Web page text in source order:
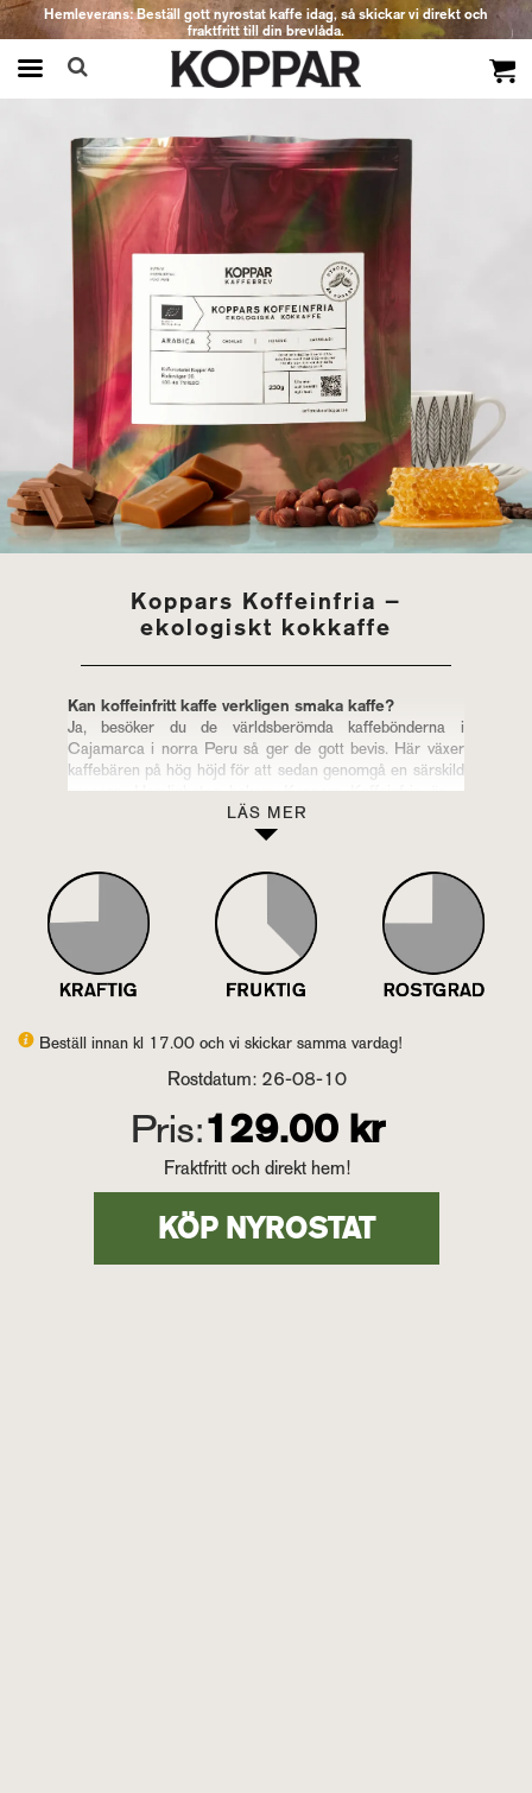
Hemleverans: Beställ gott nyrostat kaffe idag, så skickar vi direkt och
fraktfritt till din brevlåda.
Koppars Koffeinfria –
ekologiskt kokkaffe
Kan koffeinfritt kaffe verkligen smaka kaffe?
Ja, besöker du de världsberömda kaffebönderna i
Cajamarca i norra Peru så ger de gott bevis. Här växer
kaffebären på hög höjd för att sedan genomgå en särskild
process. Hemligheten bakom Koppars Koffeinfria är –
förutom den varsamma långsamma rostningen – en
ekologisk naturlig process, CO2-metoden, där kaffet blir
smak. Ett smärre underverk, lika naturlig och ekologisk
som kaffet självt.
Smaken är len och krämig med söta toner av honung,
karamell, mjölkchoklad och en avslutande lätt nötig ton.
Detta är kaffet för dig som dricker ditt kaffe för smakens
skull. Kaffets vikt: 230g
LÄS MER
Beställ innan kl 17.00 och vi skickar samma vardag!
Rostdatum: 26-08-10
Pris:129.00 kr
Fraktfritt och direkt hem!
KÖP NYROSTAT